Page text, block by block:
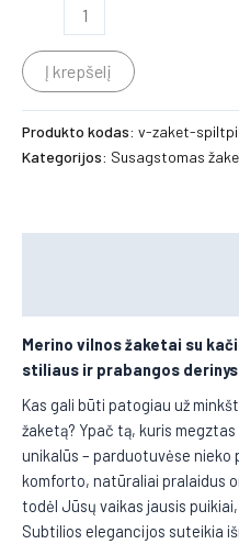
Į krepšelį
Produkto kodas: v-zaket-spiltpil
Kategorijos: Susagstomas
Merino vilnos žaketai su
stiliaus ir prabangos
Kas gali būti patogiau už
žaketą? Ypač tą, kuris
unikalūs – parduotuvėse nieko
komforto, natūraliai pralaidus
todėl Jūsų vaikas jausis
Subtilios elegancijos suteikia